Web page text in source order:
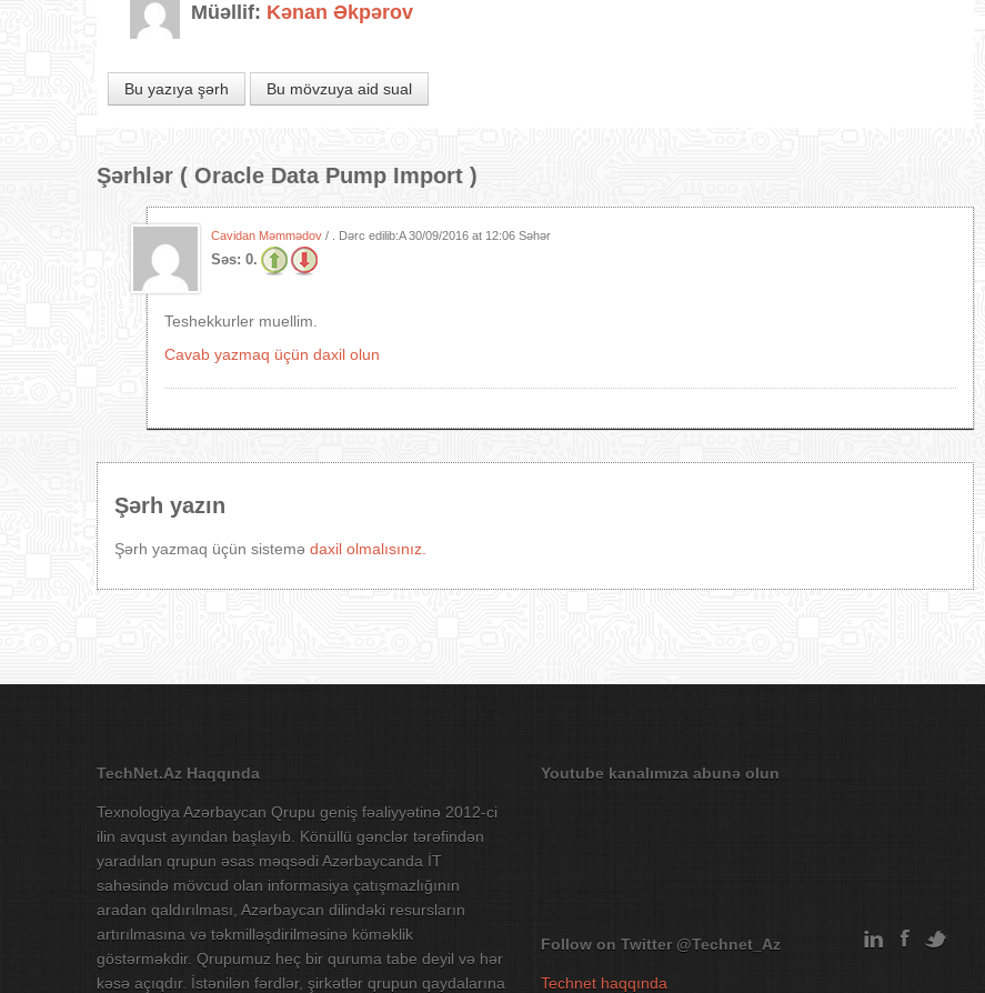
Müəllif: Kənan Əkpərov
Bu yazıya şərh Bu mövzuya aid sual
Şərhlər ( Oracle Data Pump Import )
Cavidan Məmmədov / . Dərc edilib:A30/09/2016 at 12:06 Səhər
Səs: 0.
Teshekkurler muellim.
Cavab yazmaq üçün daxil olun
Şərh yazın
Şərh yazmaq üçün sistemə daxil olmalısınız.
TechNet.Az Haqqında
Texnologiya Azərbaycan Qrupu geniş fəaliyyətinə 2012-ci
ilin avqust ayından başlayıb. Könüllü gənclər tərəfindən
yaradılan qrupun əsas məqsədi Azərbaycanda İT
sahəsində mövcud olan informasiya çatışmazlığının
aradan qaldırılması, Azərbaycan dilindəki resursların
artırılmasına və təkmilləşdirilməsinə köməklik
göstərməkdir. Qrupumuz heç bir quruma tabe deyil və hər
kəsə açıqdır. İstənilən fərdlər, şirkətlər qrupun qaydalarına
Youtube kanalımıza abunə olun
Follow on Twitter @Technet_Az
Technet haqqında